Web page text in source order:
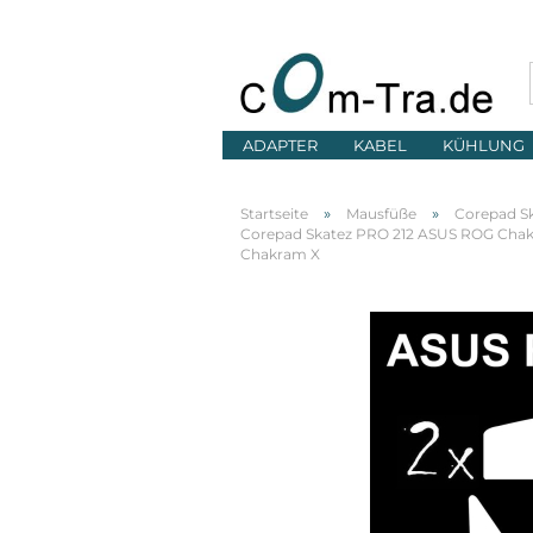
ADAPTER KABEL KÜHLUNG
Startseite » Mausfüße » Corepad
Corepad Skatez PRO 212 ASUS ROG
Chakram X